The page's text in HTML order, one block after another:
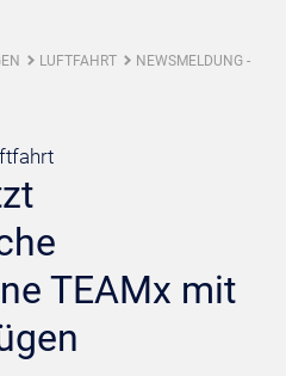
LUFTFAHRT
NEWSMELDUNG -
TEAMx mit